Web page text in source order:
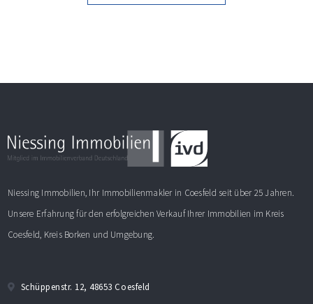
Niessing Immobilien, Ihr Immobilienmakler in Coesfeld seit über 25 Jahren.
Unsere Erfahrung für den erfolgreichen Verkauf Ihrer Immobilien im Kreis
Coesfeld, Kreis Borken und Umgebung.
Schüppenstr. 12, 48653 Coesfeld